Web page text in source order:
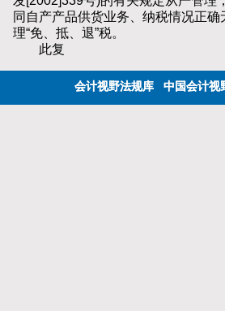
同自产产品供货业务、纳税情况正确
理“免、抵、退”税。
此复
会计视野法规库 中国会计视